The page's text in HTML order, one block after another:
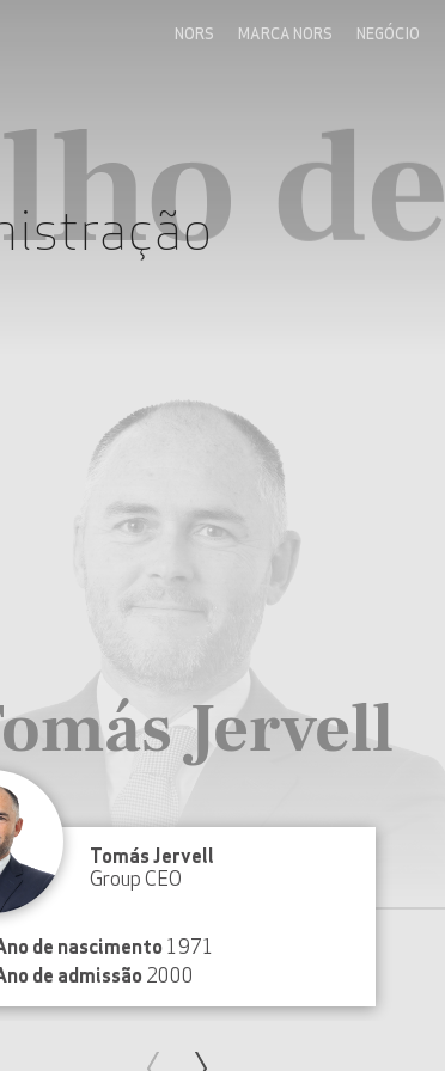
NORS MARCA NORS NEGÓCIO
Jervell
Tomás Jervell
Group CEO
de nascimento1971
de admissão2000